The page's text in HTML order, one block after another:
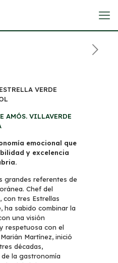
VERDE
AMÓS. VILLAVERDE
emocional que
y excelencia
grandes referentes de
Chef del
con tres Estrellas
ha sabido combinar la
una visión
respetuosa con el
Martínez, inició
décadas,
la gastronomía